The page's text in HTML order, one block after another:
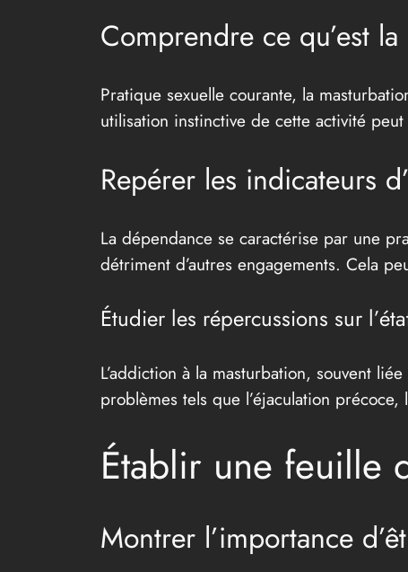
Comprendre ce qu’est
Pratique sexuelle courante, la
utilisation instinctive de cette activité
Repérer les indicateurs
La dépendance se caractérise par une
détriment d’autres engagements. Cela
Étudier les répercussions sur
L’addiction à la masturbation, souvent
problèmes tels que l’éjaculation
Établir une feuille
Montrer l’importance